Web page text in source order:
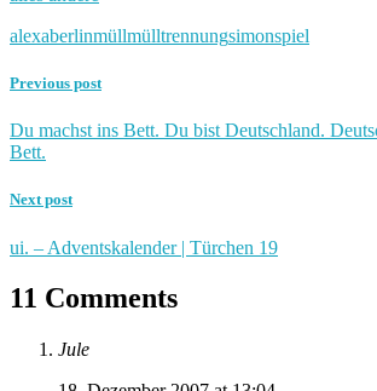
alexaberlinmüllmülltrennungsimonspiel
Previous post
Du machst ins Bett. Du bist Deutschland.
Bett.
Next post
ui. – Adventskalender | Türchen 19
11 Comments
Jule